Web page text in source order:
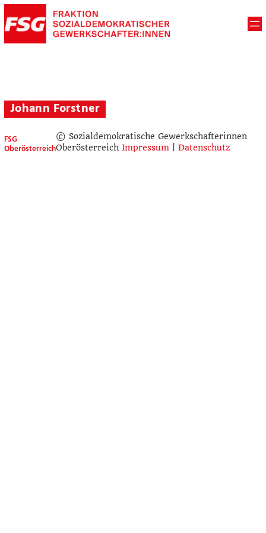
Johann Forstner
FSG
Oberösterreich
© Sozialdemokratische Gewerkschafterinnen
Oberösterreich Impressum| Datenschutz